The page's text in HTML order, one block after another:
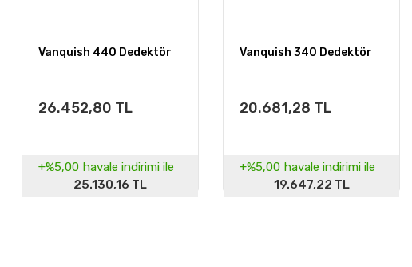
Vanquish 440 Dedektör
26.452,80 TL
+%5,00 havale indirimi ile
25.130,16 TL
Vanquish 340 Dedektör
20.681,28 TL
+%5,00 havale indirimi ile
19.647,22 TL